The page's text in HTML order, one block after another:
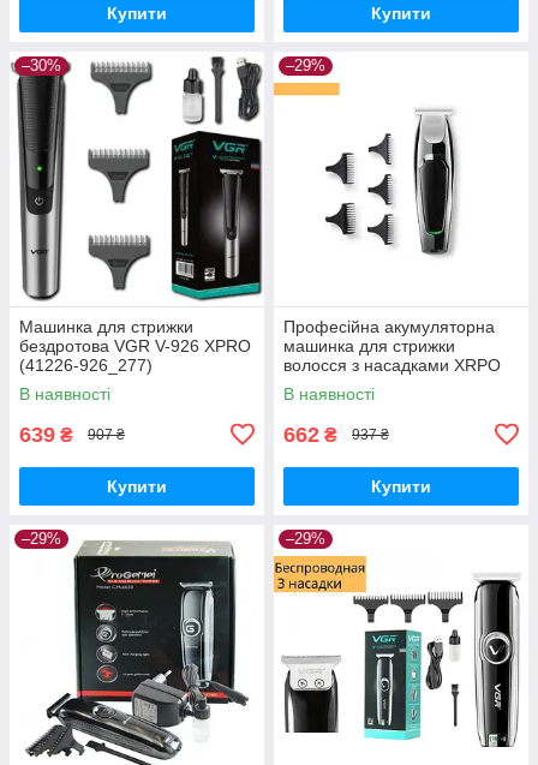
Купити Купити
–30%
Машинка для стрижки
бездротова VGR V-926 XPRO
(41226-926_277)
В наявності
639 ₴ 907 ₴
Купити
–29%
Професійна акумуляторна
машинка для стрижки
волосся з насадками XRPO
VGR-030 чорна (41242-
030_283)
В наявності
662 ₴ 937 ₴
Купити
–29% –29%